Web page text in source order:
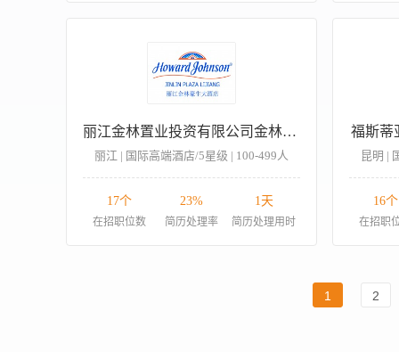
丽江金林置业投资有限公司金林豪生大酒店
丽江 | 国际高端酒店/5星级 | 100-499人
17个
在招职位数
23%
简历处理率
1天
简历处理用时
福斯蒂
昆明 |
16个
在招职
1 2